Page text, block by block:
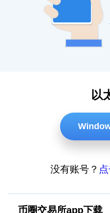
以
没有账号？
币圈交易所app下载